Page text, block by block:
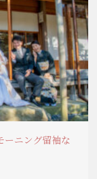
ーニング留袖な